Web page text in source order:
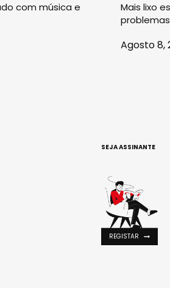
com música e
Mais lixo
Agosto 8,
SEJA ASSINANTE
REGISTAR